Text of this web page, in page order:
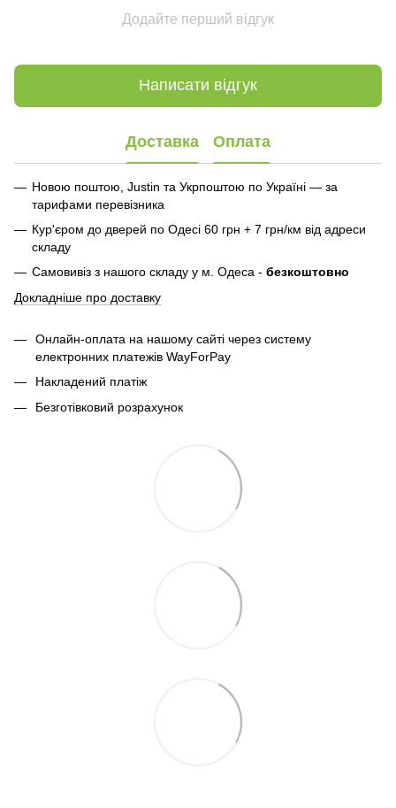
Додайте перший відгук
Написати відгук
Доставка Оплата
Новою поштою, Justin та Укрпоштою по Україні — за
тарифами перевізника
Кур'єром до дверей по Одесі 60 грн + 7 грн/км від адреси
складу
Самовивіз з нашого складу у м. Одеса - безкоштовно
Докладніше про доставку
Онлайн-оплата на нашому сайті через систему
електронних платежів WayForPay
Накладений платіж
Безготівковий розрахунок